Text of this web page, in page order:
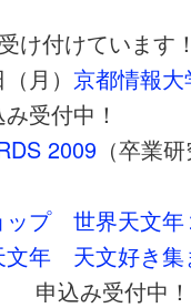
け付けています
月） 京都情報
受付中！
2009 （卒業
ップ 世界天文年
文年 天文好き
申込み受付中！